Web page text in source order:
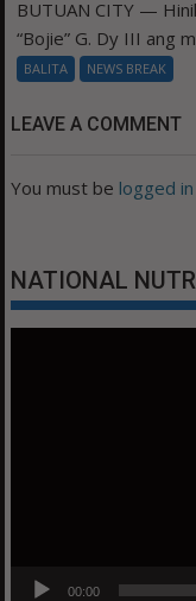
BUTUAN CITY —
“Bojie” G. Dy III ang
BALITA NEWS BREAK
LEAVE A COMMENT
You must be logged in
NATIONAL
00:00